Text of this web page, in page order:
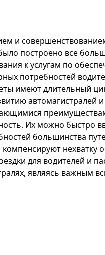
и
построено все
к услугам по
потребностей
имеют длительный
автомагистралей
Их можно быстро
большинства
нехватку
для водителей и
являясь важным